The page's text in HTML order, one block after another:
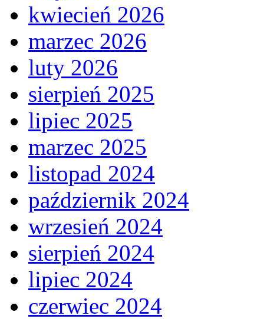
kwiecień 2026
marzec 2026
luty 2026
sierpień 2025
lipiec 2025
marzec 2025
listopad 2024
październik 2024
wrzesień 2024
sierpień 2024
lipiec 2024
czerwiec 2024